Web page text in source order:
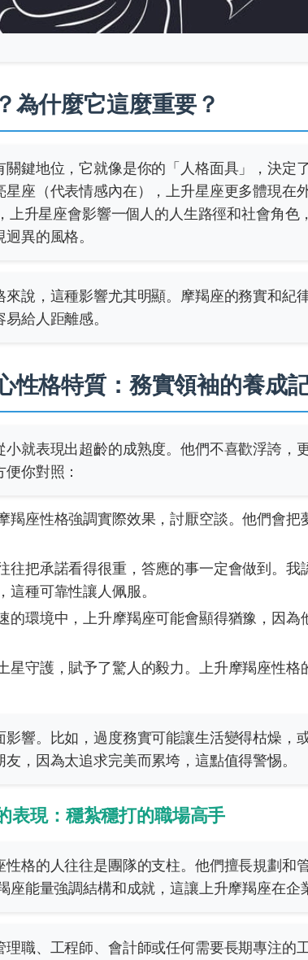
為什麼它這麼重要？
鍵地位，它就像是你的「人格面具」，決定
星座（代表情感內在），上升星座更多體現
上升星座會影響一個人的人生路徑和社會角
異的風格。
來說，這種影響尤其明顯。摩羯座的務實和紀
給人距離感。
性格特質：務實領袖的養成
就表現出超齡的成熟度。他們不喜歡浮誇，
你對照：
羯座性格強調實際效果，討厭空談。他們會
往把承諾看得很重，答應的事一定會做到。我
這種可靠性讓人佩服。
的環境中，上升摩羯座可能會顯得猶豫，因
星守護，賦予了驚人的毅力。上升摩羯座性
影響。比如，過度務實可能讓生活變得枯燥，
，因為太追求完美而累垮，這點值得警惕。
表現：穩紮穩打的職場高手
格的人往往是團隊的支柱。他們擅長規劃和
座能量強調結構和成就，這讓上升摩羯座在企
理職、工程師、會計師或任何需要長期專注的